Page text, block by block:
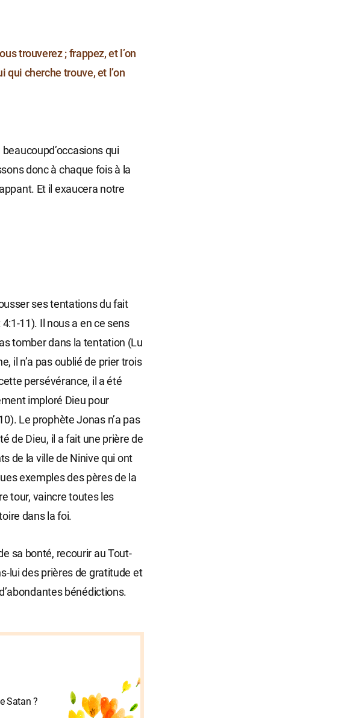
trouverez ; frappez, et l’on
cherche trouve, et l’on
qui
donc à chaque fois à la
Et il exaucera notre
ses tentations du fait
11). Il nous a en ce sens
tomber dans la tentation (Lu
il n’a pas oublié de prier trois
persévérance, il a été
imploré Dieu pour
Le prophète Jonas n’a pas
de Dieu, il a fait une prière de
de la ville de Ninive qui ont
exemples des pères de la
tour, vaincre toutes les
dans la foi.
sa bonté, recourir au Tout-
lui des prières de gratitude et
bénédictions.
Satan ?